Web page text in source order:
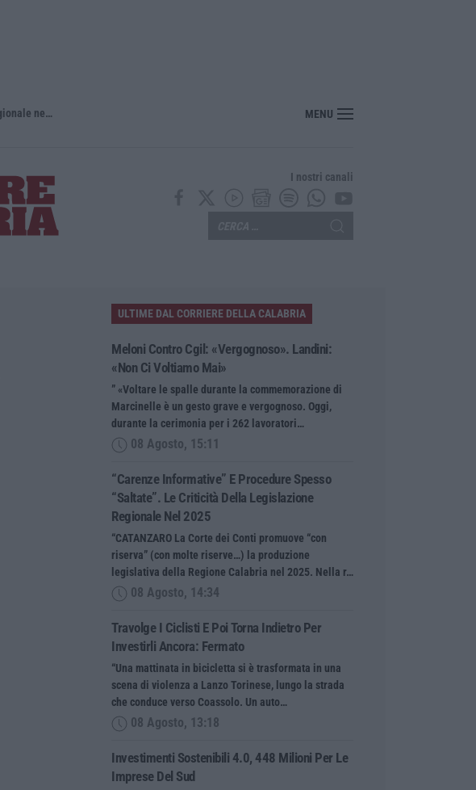
“Carenze informative” e procedure spesso “saltate”. Le criticità della legislazione regionale nel 2025 Travolge i ciclisti e poi torna indietro per investirli ancora: fermato
MENU
I nostri canali
ULTIME DAL CORRIERE DELLA CALABRIA
Meloni Contro Cgil: «Vergognoso». Landini:
«Non Ci Voltiamo Mai»
” «Voltare le spalle durante la commemorazione di
Marcinelle è un gesto grave e vergognoso. Oggi,
durante la cerimonia per i 262 lavoratori…
08 Agosto, 15:11
“Carenze Informative” E Procedure Spesso
“saltate”. Le Criticità Della Legislazione
Regionale Nel 2025
“CATANZARO La Corte dei Conti promuove “con
riserva” (con molte riserve…) la produzione
legislativa della Regione Calabria nel 2025. Nella r…
08 Agosto, 14:34
Travolge I Ciclisti E Poi Torna Indietro Per
Investirli Ancora: Fermato
“Una mattinata in bicicletta si è trasformata in una
scena di violenza a Lanzo Torinese, lungo la strada
che conduce verso Coassolo. Un auto…
08 Agosto, 13:18
Investimenti Sostenibili 4.0, 448 Milioni Per Le
Imprese Del Sud